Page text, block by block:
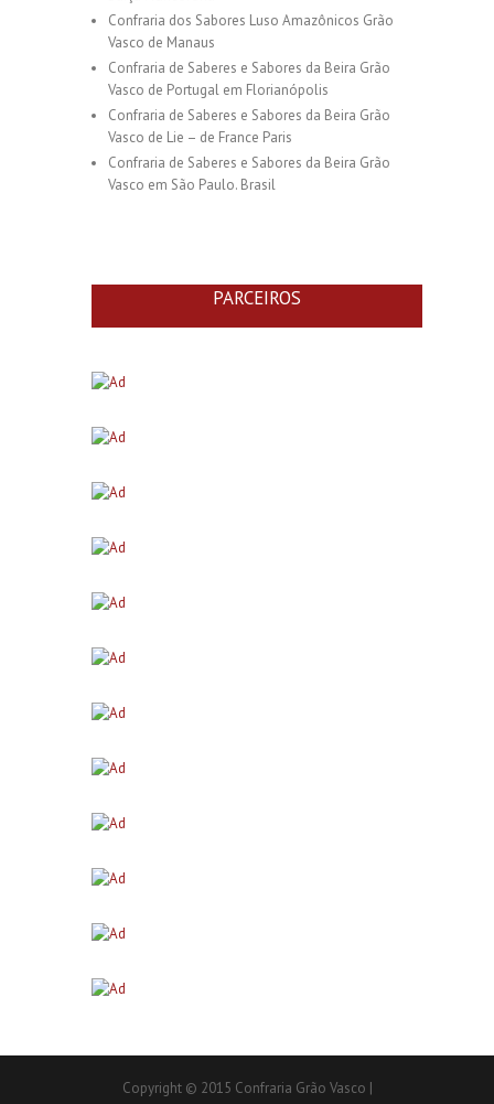
Confraria dos Sabores Luso Amazônicos Grão
Vasco de Manaus
Confraria de Saberes e Sabores da Beira Grão
Vasco de Portugal em Florianópolis
Confraria de Saberes e Sabores da Beira Grão
Vasco de Lie – de France Paris
Confraria de Saberes e Sabores da Beira Grão
Vasco em São Paulo. Brasil
PARCEIROS
Copyright © 2015 Confraria Grão Vasco |